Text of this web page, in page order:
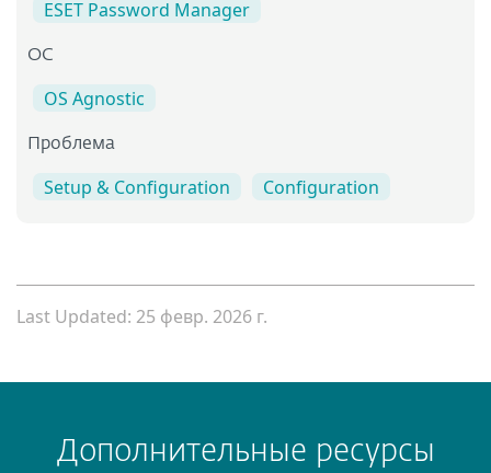
ESET Password Manager
OC
OS Agnostic
Проблема
Setup & Configuration Configuration
Last Updated: 25 февр. 2026 г.
Дополнительные ресурсы